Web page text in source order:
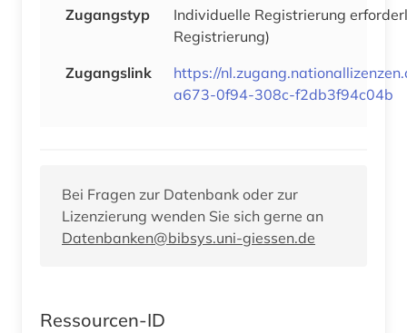
Zugangstyp
Individuelle Registrierung
Registrierung)
Zugangslink
https://
a673-0f94-308c-f2db3f94c04b
Bei Fragen zur Datenbank oder zur
Lizenzierung wenden Sie sich gerne an
Datenbanken@bibsys.uni-giessen.de
Ressourcen-ID